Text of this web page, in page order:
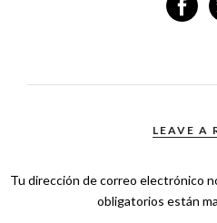
LEAVE A
Tu dirección de correo electrónico
obligatorios están